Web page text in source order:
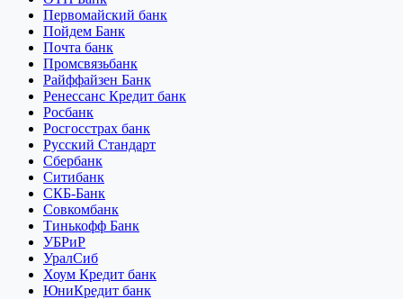
Первомайский банк
Пойдем Банк
Почта банк
Промсвязьбанк
Райффайзен Банк
Ренессанс Кредит банк
Росбанк
Росгосстрах банк
Русский Стандарт
Сбербанк
Ситибанк
СКБ-Банк
Совкомбанк
Тинькофф Банк
УБРиР
УралСиб
Хоум Кредит банк
ЮниКредит банк